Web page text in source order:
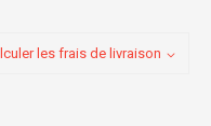
les frais de livraison